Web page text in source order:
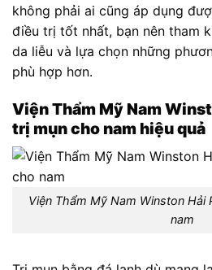
không phải ai cũng áp dụng
điều trị tốt nhất, bạn nên tham
da liễu và lựa chọn những
phù hợp hơn.
Viện Thẩm Mỹ Nam
trị mụn cho nam hiệu quả
Viện Thẩm Mỹ Nam Winston Hải
nam